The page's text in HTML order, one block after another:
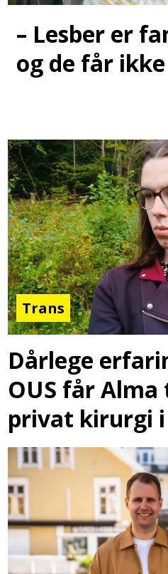
– Lesber er
og de får
Trans
Dårlege
OUS får
privat kirurgi